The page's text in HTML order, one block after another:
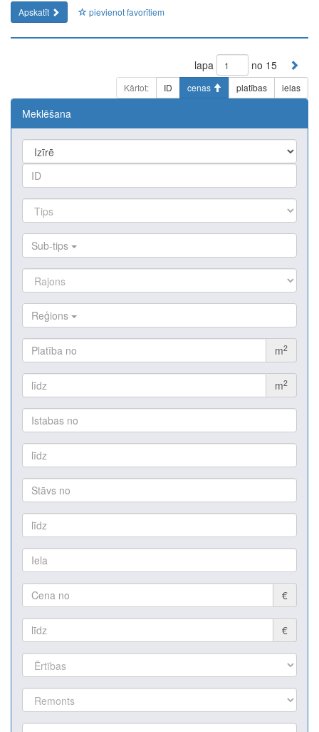
Apskatīt pievienot favorītiem
lapa no 15
Kārtot: ID cenas platības ielas
Meklēšana
Sub-tips
Reģions
m2
m2
€
€